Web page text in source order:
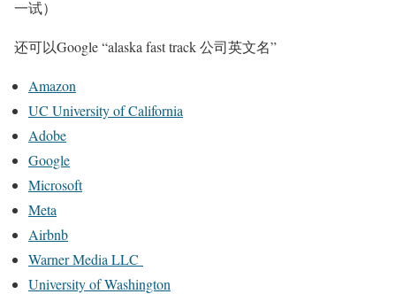
一试）
还可以Google “alaska fast track 公司英文名”
Amazon
UC University of California
Adobe
Google
Microsoft
Meta
Airbnb
Warner Media LLC
University of Washington